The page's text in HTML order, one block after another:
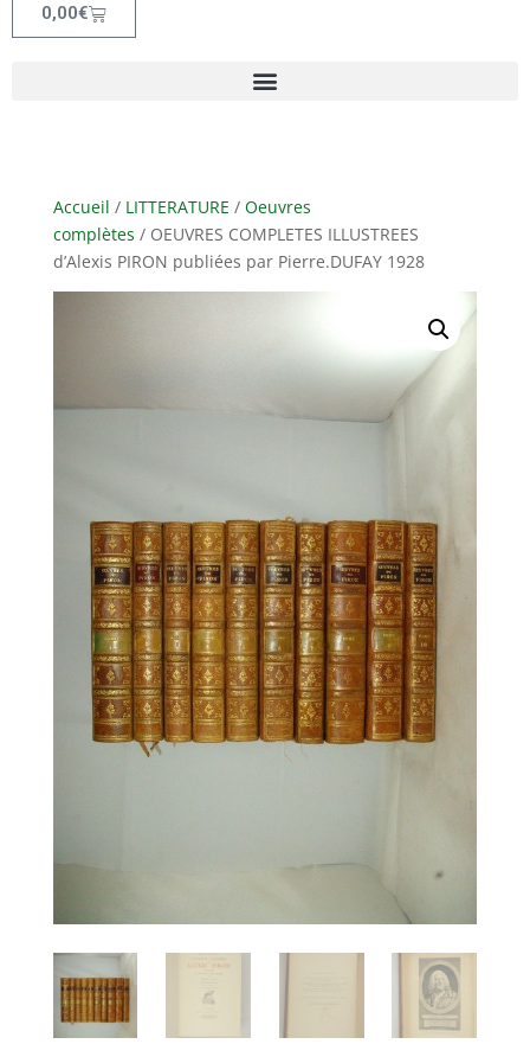
0,00€
Accueil / LITTERATURE / Oeuvres
complètes / OEUVRES COMPLETES ILLUSTREES
d’Alexis PIRON publiées par Pierre.DUFAY 1928